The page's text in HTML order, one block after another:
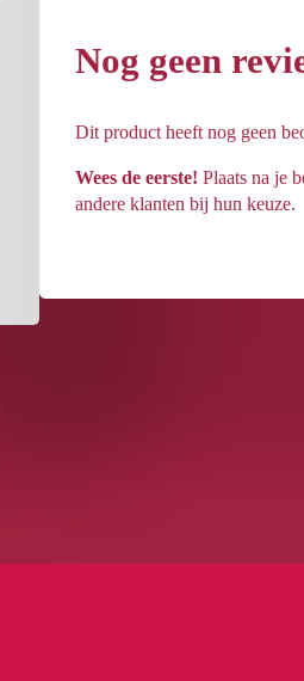
Nog geen
Dit product heeft nog geen
Wees de eerste! Plaats na je
andere klanten bij hun keuze.